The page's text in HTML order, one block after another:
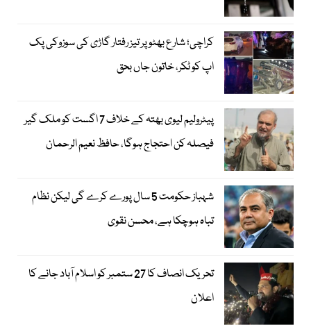
کراچی؛ شارع بھٹو پر تیز رفتار گاڑی کی سوزوکی پک
اپ کو ٹکر، خاتون جاں بحق
پیٹرولیم لیوی بھتہ کے خلاف 7 اگست کو ملک گیر
فیصلہ کن احتجاج ہوگا، حافظ نعیم الرحمان
شہباز حکومت 5 سال پورے کرے گی لیکن نظام
تباہ ہوچکا ہے، محسن نقوی
تحریک انصاف کا 27 ستمبر کو اسلام آباد جانے کا
اعلان